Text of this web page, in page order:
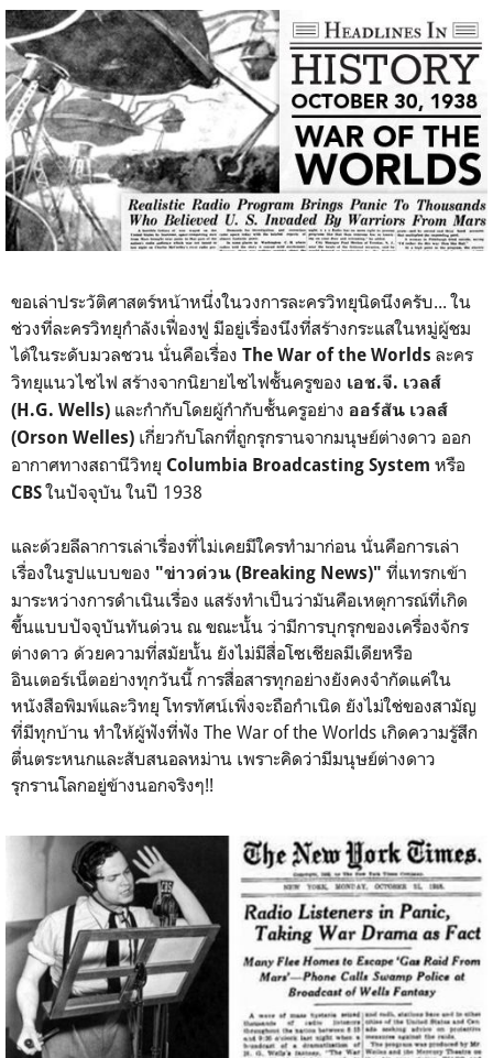
ขอเล่าประวัติศาสตร์หน้าหนึ่งในวงการละครวิทยุนิดนึงครับ... ใน
ช่วงที่ละครวิทยุกำลังเฟื่องฟู มีอยู่เรื่องนึงที่สร้างกระแสในหมู่ผู้ชม
ได้ในระดับมวลชวน นั่นคือเรื่อง The War of the Worlds ละคร
วิทยุแนวไซไฟ สร้างจากนิยายไซไฟชั้นครูของ เอช.จี. เวลส์
(H.G. Wells) และกำกับโดยผู้กำกับชั้นครูอย่าง ออร์สัน เวลส์
(Orson Welles) เกี่ยวกับโลกที่ถูกรุกรานจากมนุษย์ต่างดาว ออก
อากาศทางสถานีวิทยุ Columbia Broadcasting System หรือ
CBSในปัจจุบัน ในปี 1938
และด้วยลีลาการเล่าเรื่องที่ไม่เคยมีใครทำมาก่อน นั่นคือการเล่า
เรื่องในรูปแบบของ "ข่าวด่วน (Breaking News)" ที่แทรกเข้า
มาระหว่างการดำเนินเรื่อง แสร้งทำเป็นว่ามันคือเหตุการณ์ที่เกิด
ขึ้นแบบปัจจุบันทันด่วน ณ ขณะนั้น ว่ามีการบุกรุกของเครื่องจักร
ต่างดาว ด้วยความที่สมัยนั้น ยังไม่มีสื่อโซเชียลมีเดียหรือ
อินเตอร์เน็ตอย่างทุกวันนี้ การสื่อสารทุกอย่างยังคงจำกัดแค่ใน
หนังสือพิมพ์และวิทยุ โทรทัศน์เพิ่งจะถือกำเนิด ยังไม่ใช่ของสามัญ
ที่มีทุกบ้าน ทำให้ผู้ฟังที่ฟัง The War of the Worlds เกิดความรู้สึก
ตื่นตระหนกและสับสนอลหม่าน เพราะคิดว่ามีมนุษย์ต่างดาว
รุกรานโลกอยู่ข้างนอกจริงๆ!!